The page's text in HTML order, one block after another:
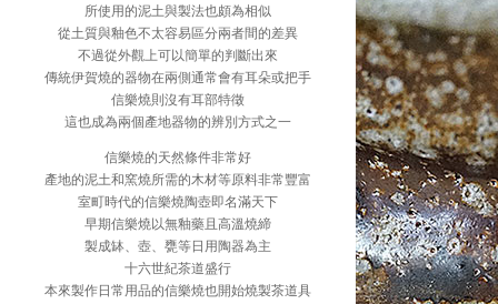
所使用的泥土與製法也頗為相似
從土質與釉色不太容易區分兩者間的差異
不過從外觀上可以簡單的判斷出來
傳統伊賀燒的器物在兩側通常會有耳朵或把手
信樂燒則沒有耳部特徵
這也成為兩個產地器物的辨別方式之一
信樂燒的天然條件非常好
產地的泥土和窯燒所需的木材等原料非常豐富
室町時代的信樂燒陶壺即名滿天下
早期信樂燒以無釉藥且高溫燒締
製成缽、壺、甕等日用陶器為主
十六世紀茶道盛行
本來製作日常用品的信樂燒也開始燒製茶道具